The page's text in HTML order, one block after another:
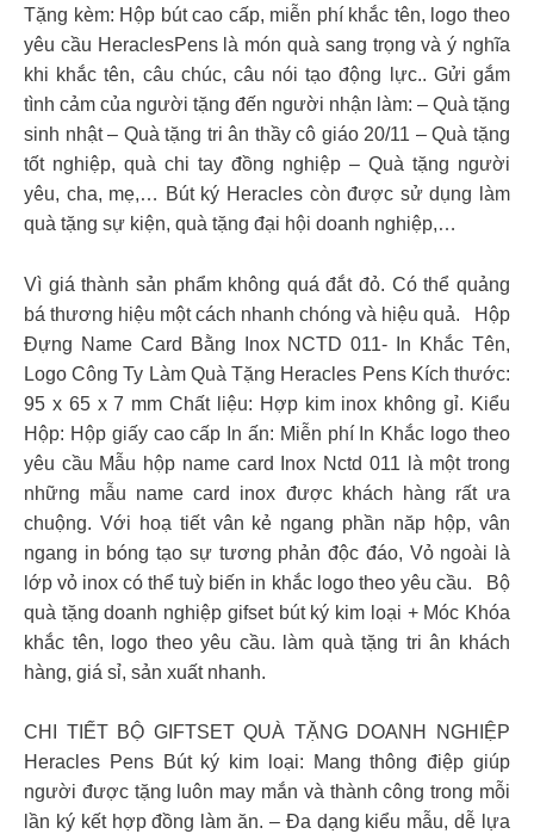
Tặng kèm: Hộp bút cao cấp, miễn phí khắc tên, logo theo
yêu cầu HeraclesPens là món quà sang trọng và ý nghĩa
khi khắc tên, câu chúc, câu nói tạo động lực.. Gửi gắm
tình cảm của người tặng đến người nhận làm: – Quà tặng
sinh nhật – Quà tặng tri ân thầy cô giáo 20/11 – Quà tặng
tốt nghiệp, quà chi tay đồng nghiệp – Quà tặng người
yêu, cha, mẹ,… Bút ký Heracles còn được sử dụng làm
quà tặng sự kiện, quà tặng đại hội doanh nghiệp,…
Vì giá thành sản phẩm không quá đắt đỏ. Có thể quảng
bá thương hiệu một cách nhanh chóng và hiệu quả.
Hộp
Đựng Name Card Bằng Inox NCTD 011- In Khắc Tên,
Logo Công Ty Làm Quà Tặng Heracles Pens Kích thước:
95 x 65 x 7 mm Chất liệu: Hợp kim inox không gỉ. Kiểu
Hộp: Hộp giấy cao cấp In ấn: Miễn phí In Khắc logo theo
yêu cầu Mẫu hộp name card Inox Nctd 011 là một trong
những mẫu name card inox được khách hàng rất ưa
chuộng. Với hoạ tiết vân kẻ ngang phần năp hộp, vân
ngang in bóng tạo sự tương phản độc đáo, Vỏ ngoài là
lớp vỏ inox có thể tuỳ biến in khắc logo theo yêu cầu.
Bộ
quà tặng doanh nghiệp gifset bút ký kim loại + Móc Khóa
khắc tên, logo theo yêu cầu. làm quà tặng tri ân khách
hàng, giá sỉ, sản xuất nhanh.
CHI TIẾT BỘ GIFTSET QUÀ TẶNG DOANH NGHIỆP
Heracles Pens Bút ký kim loại: Mang thông điệp giúp
người được tặng luôn may mắn và thành công trong mỗi
lần ký kết hợp đồng làm ăn. – Đa dạng kiểu mẫu, dễ lựa